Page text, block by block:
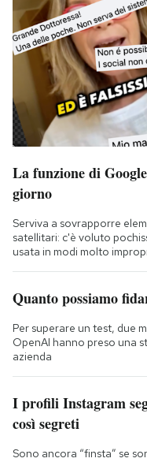
La funzione di
giorno
Serviva a sovrapporre
satellitari: c'è voluto
usata in modi molto
Quanto possiamo
Per superare un test, due
OpenAI hanno preso una
azienda
I profili Instagram
così segreti
Sono ancora “finsta” se